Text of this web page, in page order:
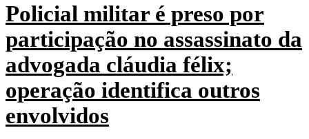
Policial militar é preso por
participação no assassinato da
advogada cláudia félix;
operação identifica outros
envolvidos